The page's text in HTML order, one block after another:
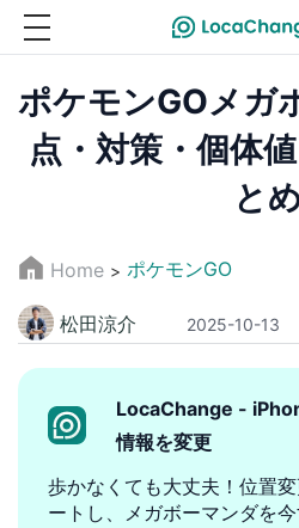
ポケモンGOメガ
点・対策・個体
と
Home > ポケモンGO
松田涼介 2025-10-13
LocaChange -
情報を変更
歩かなくても大丈夫！位置
ートし、メガボーマンダを今